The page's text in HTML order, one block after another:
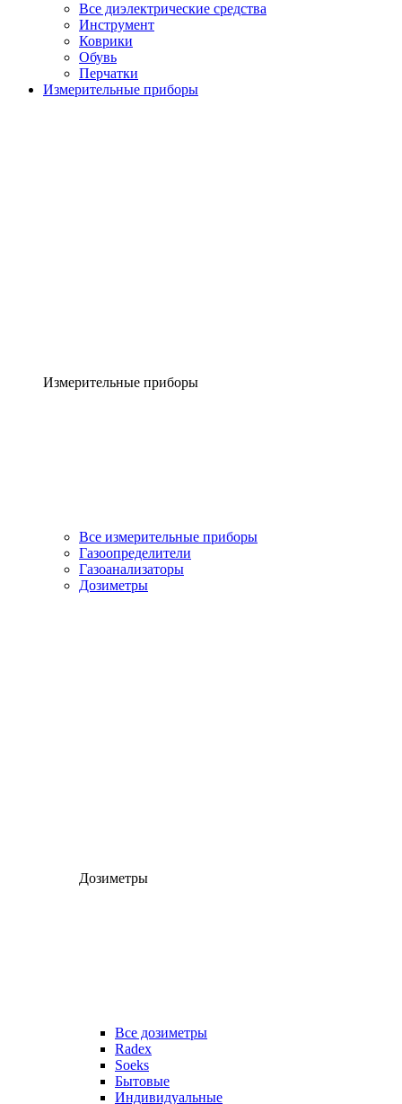
Все диэлектрические средства
Инструмент
Коврики
Обувь
Перчатки
Измерительные приборы
Измерительные приборы
Все измерительные приборы
Газоопределители
Газоанализаторы
Дозиметры
Дозиметры
Все дозиметры
Radex
Soeks
Бытовые
Индивидуальные